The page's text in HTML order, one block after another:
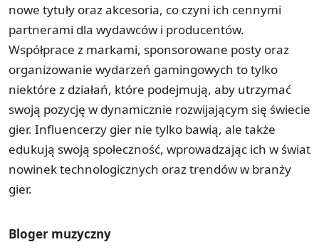
nowe tytuły oraz akcesoria, co czyni ich cennymi
partnerami dla wydawców i producentów.
Współprace z markami, sponsorowane posty oraz
organizowanie wydarzeń gamingowych to tylko
niektóre z działań, które podejmują, aby utrzymać
swoją pozycję w dynamicznie rozwijającym się świecie
gier. Influencerzy gier nie tylko bawią, ale także
edukują swoją społeczność, wprowadzając ich w świat
nowinek technologicznych oraz trendów w branży
gier.
Bloger muzyczny